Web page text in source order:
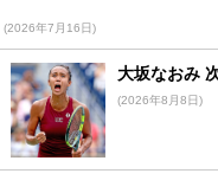
(2026年7月16日)
大坂なおみ
(2026年8月8日)